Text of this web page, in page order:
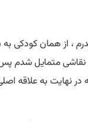
، از همان کودکی به
نقاشی متمایل شدم
در نهایت به علاقه